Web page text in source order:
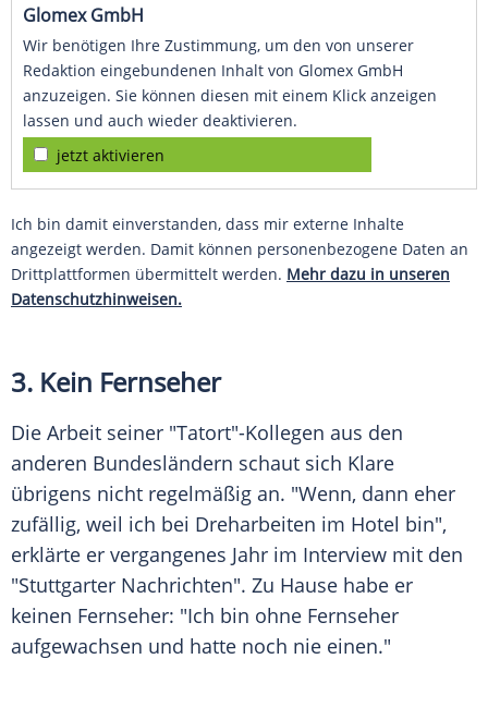
Glomex GmbH
Wir benötigen Ihre Zustimmung, um den von unserer
Redaktion eingebundenen Inhalt von Glomex GmbH
anzuzeigen. Sie können diesen mit einem Klick anzeigen
lassen und auch wieder deaktivieren.
jetzt aktivieren
Ich bin damit einverstanden, dass mir externe Inhalte
angezeigt werden. Damit können personenbezogene Daten an
Drittplattformen übermittelt werden. Mehr dazu in unseren
Datenschutzhinweisen.
3. Kein Fernseher
Die Arbeit seiner "Tatort"-Kollegen aus den
anderen Bundesländern schaut sich Klare
übrigens nicht regelmäßig an. "Wenn, dann eher
zufällig, weil ich bei Dreharbeiten im Hotel bin",
erklärte er vergangenes Jahr im Interview mit den
"Stuttgarter Nachrichten". Zu Hause habe er
keinen Fernseher: "Ich bin ohne Fernseher
aufgewachsen und hatte noch nie einen."